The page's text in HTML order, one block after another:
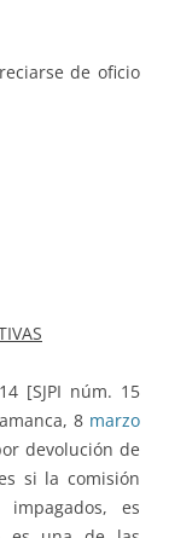
de oficio
[SJPI núm. 15
8 marzo
devolución de
si la comisión
es